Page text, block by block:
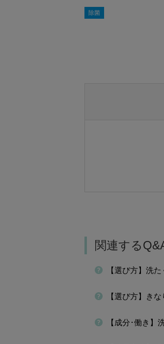
除菌
関連する
【選び方】洗
【選び方】き
【成分･働き】